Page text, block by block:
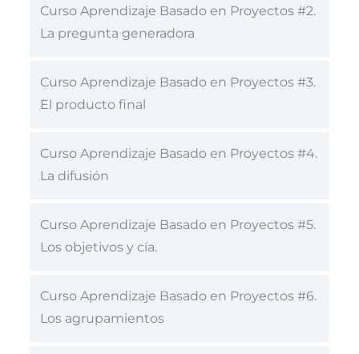
Curso Aprendizaje Basado en Proyectos #2.
La pregunta generadora
Curso Aprendizaje Basado en Proyectos #3.
El producto final
Curso Aprendizaje Basado en Proyectos #4.
La difusión
Curso Aprendizaje Basado en Proyectos #5.
Los objetivos y cía.
Curso Aprendizaje Basado en Proyectos #6.
Los agrupamientos